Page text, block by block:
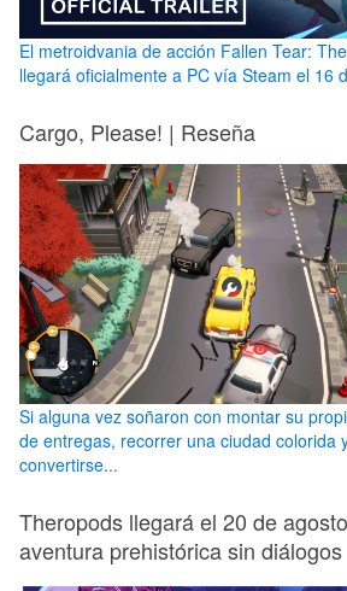
El metroidvania de acción Fallen Tear:
llegará oficialmente a PC vía Steam el 16
Cargo, Please! | Reseña
Si alguna vez soñaron con montar su
de entregas, recorrer una ciudad colorida
convertirse...
Theropods llegará el 20 de
aventura prehistórica sin diálogos